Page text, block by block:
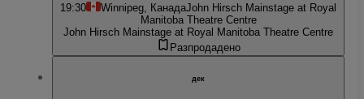
19:30 Winnipeg, КанадаJohn Hirsch Mainstage at Royal
Manitoba Theatre Centre
John Hirsch Mainstage at Royal Manitoba Theatre Centre
Разпродадено
дек